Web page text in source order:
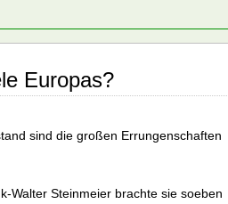
Europas?
sind die großen Errungenschaften
Walter Steinmeier brachte sie soeben